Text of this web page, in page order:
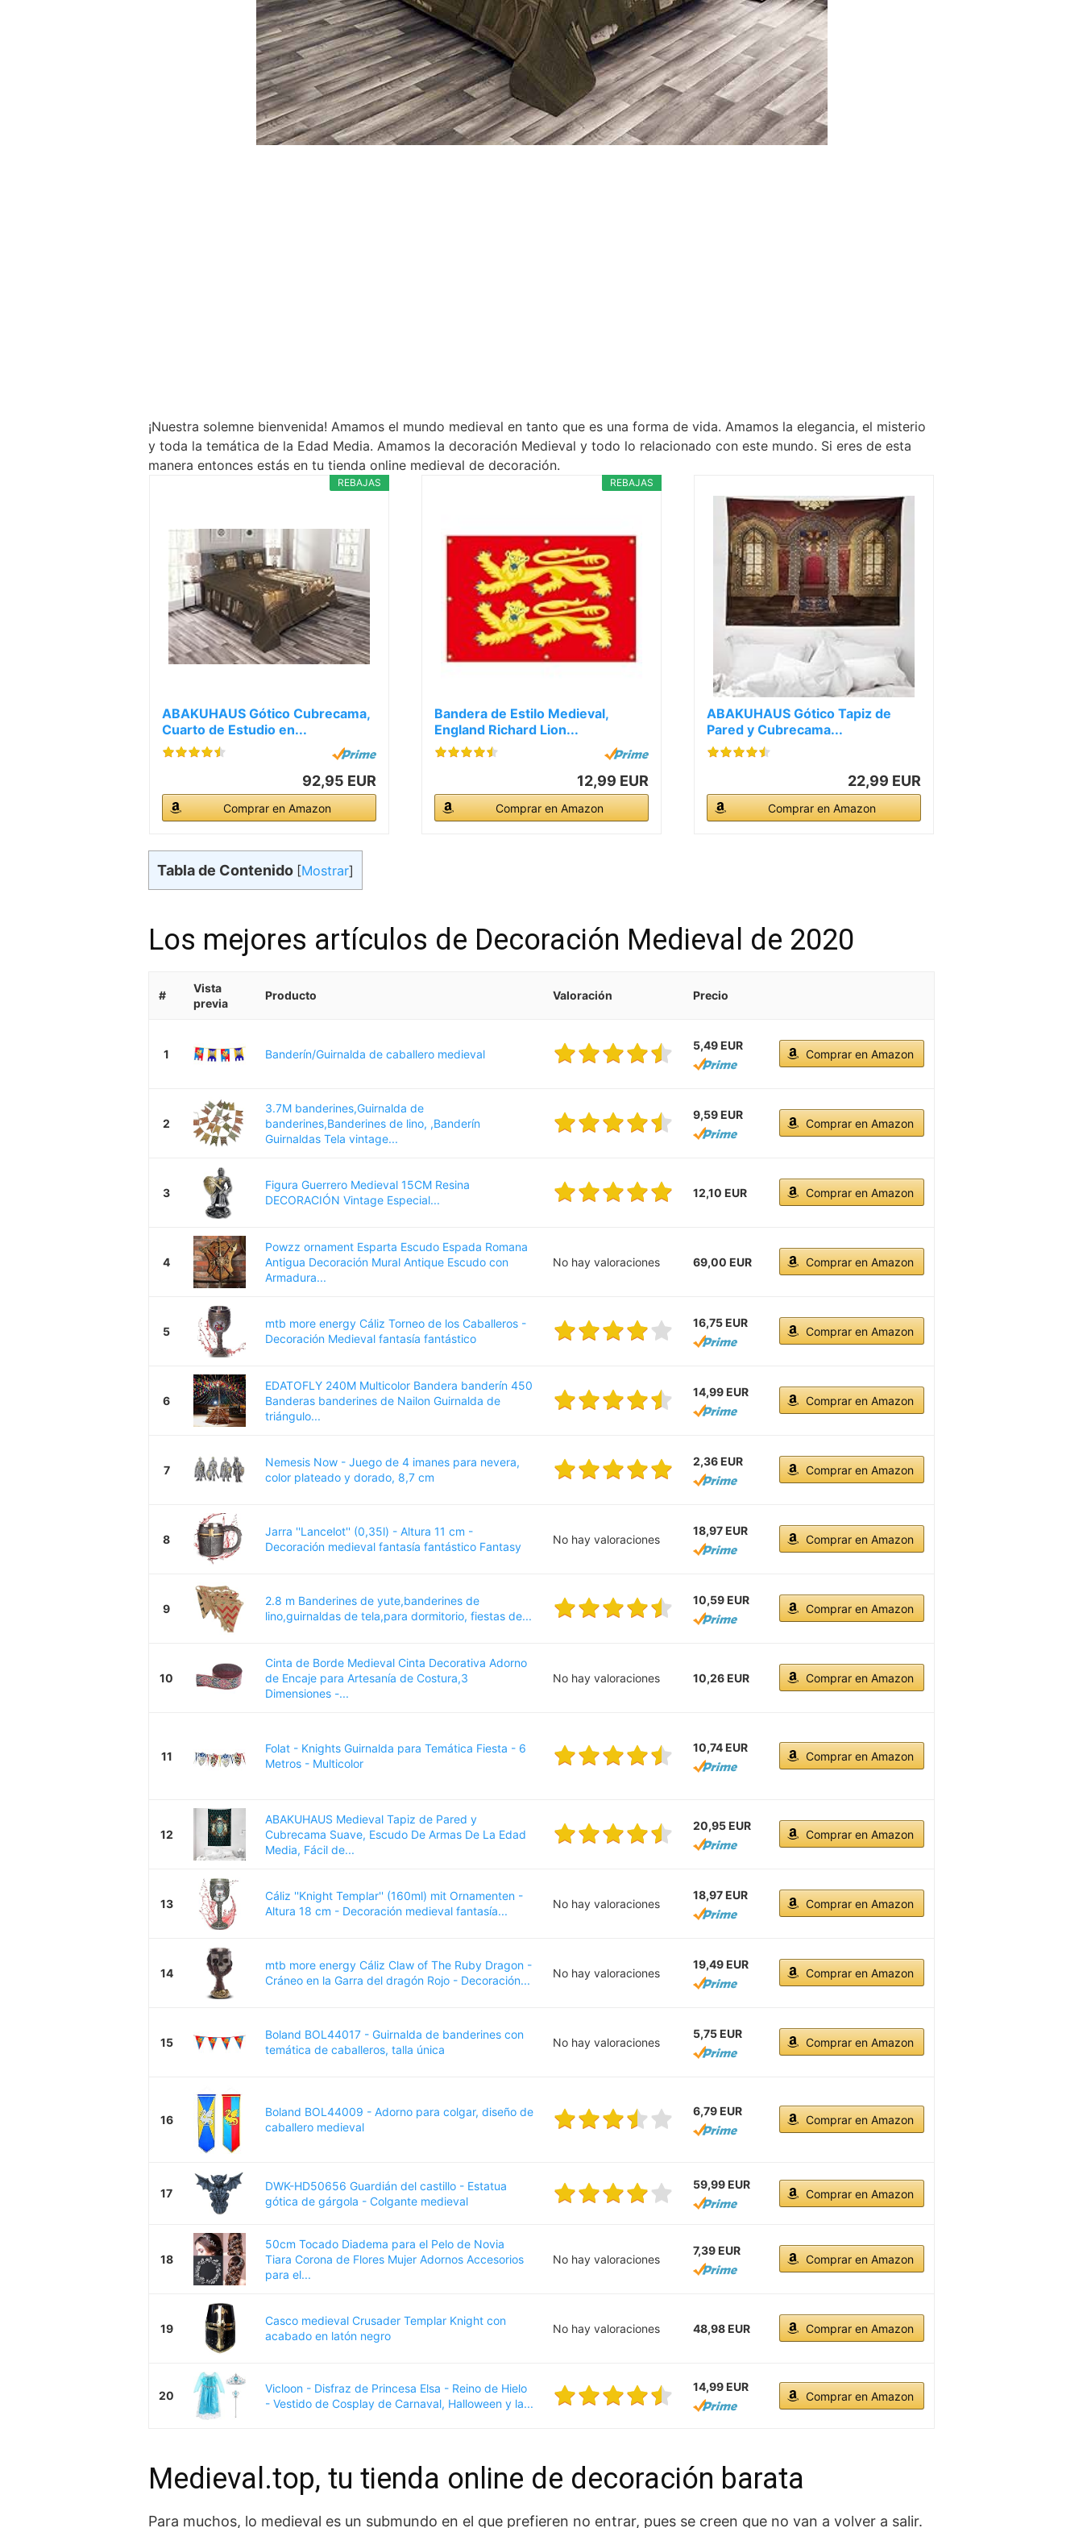
¡Nuestra solemne bienvenida! Amamos el mundo medieval en tanto que es una forma de vida. Amamos la elegancia, el misterio
y toda la temática de la Edad Media. Amamos la decoración Medieval y todo lo relacionado con este mundo. Si eres de esta
manera entonces estás en tu tienda online medieval de decoración.
REBAJAS
ABAKUHAUS Gótico Cubrecama,
Cuarto de Estudio en...
92,95 EUR
Comprar en Amazon
REBAJAS
Bandera de Estilo Medieval,
England Richard Lion...
12,99 EUR
Comprar en Amazon
ABAKUHAUS Gótico Tapiz de
Pared y Cubrecama...
22,99 EUR
Comprar en Amazon
Tabla de Contenido [Mostrar]
Los mejores artículos de Decoración Medieval de 2020
#
Vista
previa
Producto Valoración Precio
1 Banderín/Guirnalda de caballero medieval
5,49 EUR
Comprar en Amazon
2
3.7M banderines,Guirnalda de
banderines,Banderines de lino, ,Banderín
Guirnaldas Tela vintage...
9,59 EUR
Comprar en Amazon
3
Figura Guerrero Medieval 15CM Resina
DECORACIÓN Vintage Especial...
12,10 EUR Comprar en Amazon
4
Powzz ornament Esparta Escudo Espada Romana
Antigua Decoración Mural Antique Escudo con
Armadura...
No hay valoraciones 69,00 EUR Comprar en Amazon
5
mtb more energy Cáliz Torneo de los Caballeros -
Decoración Medieval fantasía fantástico
16,75 EUR
Comprar en Amazon
6
EDATOFLY 240M Multicolor Bandera banderín 450
Banderas banderines de Nailon Guirnalda de
triángulo...
14,99 EUR
Comprar en Amazon
7
Nemesis Now - Juego de 4 imanes para nevera,
color plateado y dorado, 8,7 cm
2,36 EUR
Comprar en Amazon
8
Jarra ''Lancelot'' (0,35l) - Altura 11 cm -
Decoración medieval fantasía fantástico Fantasy
No hay valoraciones
18,97 EUR
Comprar en Amazon
9
2.8 m Banderines de yute,banderines de
lino,guirnaldas de tela,para dormitorio, fiestas de...
10,59 EUR
Comprar en Amazon
10
Cinta de Borde Medieval Cinta Decorativa Adorno
de Encaje para Artesanía de Costura,3
Dimensiones -...
No hay valoraciones 10,26 EUR Comprar en Amazon
11
Folat - Knights Guirnalda para Temática Fiesta - 6
Metros - Multicolor
10,74 EUR
Comprar en Amazon
12
ABAKUHAUS Medieval Tapiz de Pared y
Cubrecama Suave, Escudo De Armas De La Edad
Media, Fácil de...
20,95 EUR
Comprar en Amazon
13
Cáliz ''Knight Templar'' (160ml) mit Ornamenten -
Altura 18 cm - Decoración medieval fantasía...
No hay valoraciones
18,97 EUR
Comprar en Amazon
14
mtb more energy Cáliz Claw of The Ruby Dragon -
Cráneo en la Garra del dragón Rojo - Decoración...
No hay valoraciones
19,49 EUR
Comprar en Amazon
15
Boland BOL44017 - Guirnalda de banderines con
temática de caballeros, talla única
No hay valoraciones
5,75 EUR
Comprar en Amazon
16
Boland BOL44009 - Adorno para colgar, diseño de
caballero medieval
6,79 EUR
Comprar en Amazon
17
DWK-HD50656 Guardián del castillo - Estatua
gótica de gárgola - Colgante medieval
59,99 EUR
Comprar en Amazon
18
50cm Tocado Diadema para el Pelo de Novia
Tiara Corona de Flores Mujer Adornos Accesorios
para el...
No hay valoraciones
7,39 EUR
Comprar en Amazon
19
Casco medieval Crusader Templar Knight con
acabado en latón negro
No hay valoraciones 48,98 EUR Comprar en Amazon
20
Vicloon - Disfraz de Princesa Elsa - Reino de Hielo
- Vestido de Cosplay de Carnaval, Halloween y la...
14,99 EUR
Comprar en Amazon
Medieval.top, tu tienda online de decoración barata
Para muchos, lo medieval es un submundo en el que prefieren no entrar, pues se creen que no van a volver a salir.